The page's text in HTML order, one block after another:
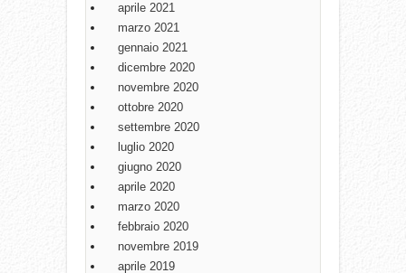
aprile 2021
marzo 2021
gennaio 2021
dicembre 2020
novembre 2020
ottobre 2020
settembre 2020
luglio 2020
giugno 2020
aprile 2020
marzo 2020
febbraio 2020
novembre 2019
aprile 2019